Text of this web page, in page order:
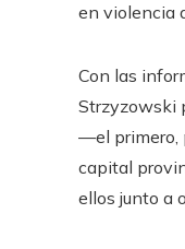
en violencia
Con las
Strzyzowski
—el primero,
capital
ellos junto a